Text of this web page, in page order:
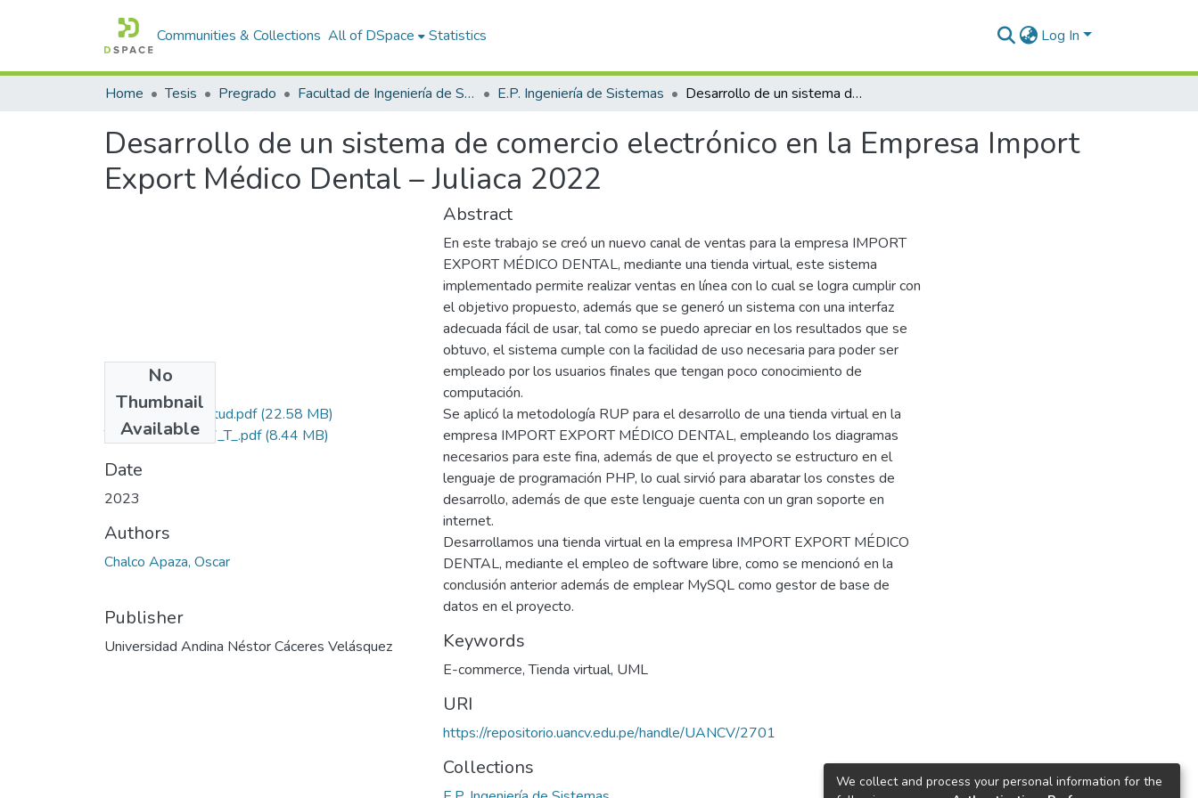
Communities & Collections All of DSpace Statistics Log In
Home Tesis Pregrado Facultad de Ingeniería de Sistemas E.P. Ingeniería de Sistemas Desarrollo de un sistema de comercio electrónico en la Empresa Import Export Médico Dental – Juliaca 2022
Desarrollo de un sistema de comercio electrónico en la Empresa Import
Export Médico Dental – Juliaca 2022
No
Thumbnail
Available
Grado de Similitud.pdf(22.58 MB)
T036_41919717_T_.pdf(8.44 MB)
Date
2023
Authors
Chalco Apaza, Oscar
Publisher
Universidad Andina Néstor Cáceres Velásquez
Abstract
En este trabajo se creó un nuevo canal de ventas para la empresa IMPORT
EXPORT MÉDICO DENTAL, mediante una tienda virtual, este sistema
implementado permite realizar ventas en línea con lo cual se logra cumplir con
el objetivo propuesto, además que se generó un sistema con una interfaz
adecuada fácil de usar, tal como se puedo apreciar en los resultados que se
obtuvo, el sistema cumple con la facilidad de uso necesaria para poder ser
empleado por los usuarios finales que tengan poco conocimiento de
computación.
Se aplicó la metodología RUP para el desarrollo de una tienda virtual en la
empresa IMPORT EXPORT MÉDICO DENTAL, empleando los diagramas
necesarios para este fina, además de que el proyecto se estructuro en el
lenguaje de programación PHP, lo cual sirvió para abaratar los constes de
desarrollo, además de que este lenguaje cuenta con un gran soporte en
internet.
Desarrollamos una tienda virtual en la empresa IMPORT EXPORT MÉDICO
DENTAL, mediante el empleo de software libre, como se mencionó en la
conclusión anterior además de emplear MySQL como gestor de base de
datos en el proyecto.
Keywords
E-commerce,Tienda virtual, UML
URI
https://repositorio.uancv.edu.pe/handle/UANCV/2701
Collections
We collect and process your personal information for the